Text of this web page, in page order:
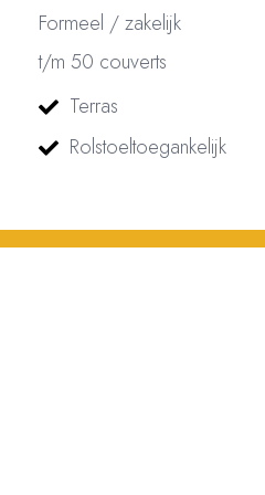
Formeel / zakelijk
t/m 50 couverts
Terras
Rolstoeltoegankelijk
rechten voorbehouden/ All rights